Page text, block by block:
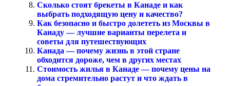
Сколько стоят брекеты в Канаде и как
выбрать подходящую цену и качество?
Как безопасно и быстро долететь из Москвы в
Канаду — лучшие варианты перелета и
советы для путешествующих
Канада — почему жизнь в этой стране
обходится дороже, чем в других местах
Стоимость жилья в Канаде — почему цены на
дома стремительно растут и что ждать в